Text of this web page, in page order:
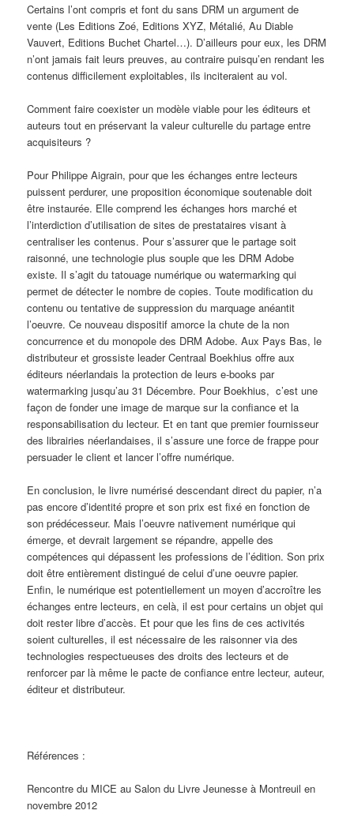
Certains l’ont compris et font du sans DRM un argument de
vente (Les Editions Zoé, Editions XYZ, Métalié, Au Diable
Vauvert, Editions Buchet Chartel…). D’ailleurs pour eux, les DRM
n’ont jamais fait leurs preuves, au contraire puisqu’en rendant les
contenus difficilement exploitables, ils inciteraient au vol.
Comment faire coexister un modèle viable pour les éditeurs et
auteurs tout en préservant la valeur culturelle du partage entre
acquisiteurs ?
Pour Philippe Aigrain, pour que les échanges entre lecteurs
puissent perdurer, une proposition économique soutenable doit
être instaurée. Elle comprend les échanges hors marché et
l’interdiction d’utilisation de sites de prestataires visant à
centraliser les contenus. Pour s’assurer que le partage soit
raisonné, une technologie plus souple que les DRM Adobe
existe. Il s’agit du tatouage numérique ou watermarking qui
permet de détecter le nombre de copies. Toute modification du
contenu ou tentative de suppression du marquage anéantit
l’oeuvre. Ce nouveau dispositif amorce la chute de la non
concurrence et du monopole des DRM Adobe. Aux Pays Bas, le
distributeur et grossiste leader Centraal Boekhius offre aux
éditeurs néerlandais la protection de leurs e-books par
watermarking jusqu’au 31 Décembre. Pour Boekhius, c’est une
façon de fonder une image de marque sur la confiance et la
responsabilisation du lecteur. Et en tant que premier fournisseur
des librairies néerlandaises, il s’assure une force de frappe pour
persuader le client et lancer l’offre numérique.
En conclusion, le livre numérisé descendant direct du papier, n’a
pas encore d’identité propre et son prix est fixé en fonction de
son prédécesseur. Mais l’oeuvre nativement numérique qui
émerge, et devrait largement se répandre, appelle des
compétences qui dépassent les professions de l’édition. Son prix
doit être entièrement distingué de celui d’une oeuvre papier.
Enfin, le numérique est potentiellement un moyen d’accroître les
échanges entre lecteurs, en celà, il est pour certains un objet qui
doit rester libre d’accès. Et pour que les fins de ces activités
soient culturelles, il est nécessaire de les raisonner via des
technologies respectueuses des droits des lecteurs et de
renforcer par là même le pacte de confiance entre lecteur, auteur,
éditeur et distributeur.
Références :
Rencontre du MICE au Salon du Livre Jeunesse à Montreuil en
novembre 2012